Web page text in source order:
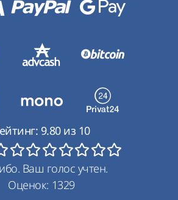
9.80из 10
Ваш голос учтен.
Оценок: 1329